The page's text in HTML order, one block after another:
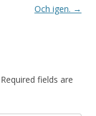
Och igen. →
Required fields are